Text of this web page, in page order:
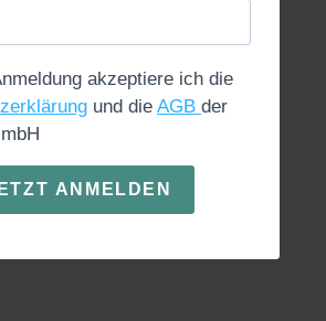
akzeptiere ich die
und die AGB der
ANMELDEN